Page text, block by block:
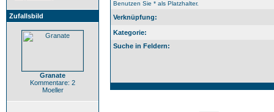
Zufallsbild
Granate
Kommentare: 2
Moeller
Benutzen Sie * als Platzhalter.
Verknüpfung:
Kategorie:
Suche in Feldern: